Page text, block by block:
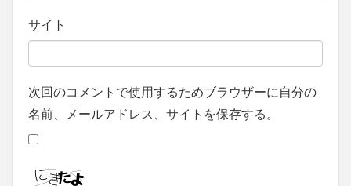
サイト
次回のコメントで使用するためブラウザーに自分の
名前、メールアドレス、サイトを保存する。